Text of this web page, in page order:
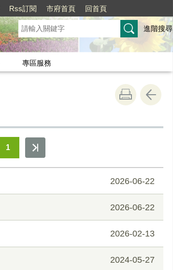
Rss訂閱 市府首頁 回首頁
進階搜尋
專區服務
1
2026-06-22
2026-06-22
2026-02-13
2024-05-27